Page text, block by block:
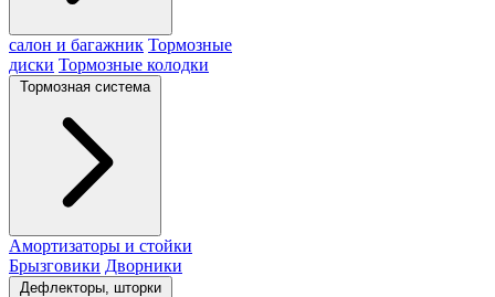
салон и багажник Тормозные
диски Тормозные колодки
Тормозная система
Амортизаторы и стойки
Брызговики Дворники
Дефлекторы, шторки